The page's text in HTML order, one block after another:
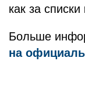
как за
Больше
на